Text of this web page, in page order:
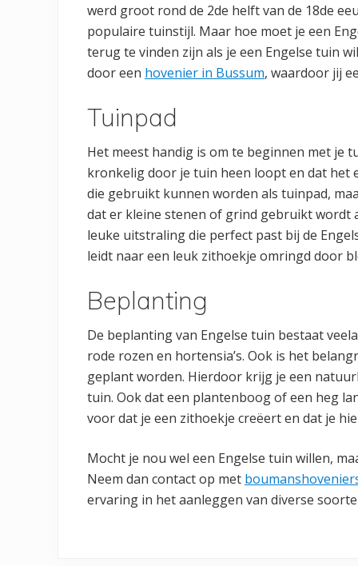
werd groot rond de 2de helft van de 18de
populaire tuinstijl. Maar hoe moet je een
terug te vinden zijn als je een Engelse tuin
door een hovenier in Bussum, waardoor jij
Tuinpad
Het meest handig is om te beginnen met je
kronkelig door je tuin heen loopt en dat het
die gebruikt kunnen worden als tuinpad,
dat er kleine stenen of grind gebruikt wordt
leuke uitstraling die perfect past bij de
leidt naar een leuk zithoekje omringd door
Beplanting
De beplanting van Engelse tuin bestaat
rode rozen en hortensia’s. Ook is het
geplant worden. Hierdoor krijg je een
tuin. Ook dat een plantenboog of een heg
voor dat je een zithoekje creëert en dat je
Mocht je nou wel een Engelse tuin willen,
Neem dan contact op met
ervaring in het aanleggen van diverse